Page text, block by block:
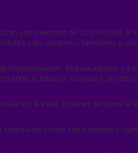
una inversión de USD 191 000, el
a los pacientes, familiares y
Hospitalización: 43 para adultos y 3
8000, el hospital incorporó 28 sofás
A estas acciones se suma la
de turnos con pantallas y